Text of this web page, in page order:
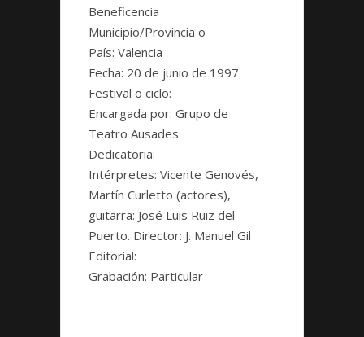
Beneficencia
Municipio/Provincia o
País: Valencia
Fecha: 20 de junio de 1997
Festival o ciclo:
Encargada por: Grupo de
Teatro Ausades
Dedicatoria:
Intérpretes: Vicente Genovés,
Martín Curletto (actores),
guitarra: José Luis Ruiz del
Puerto. Director: J. Manuel Gil
Editorial:
Grabación: Particular